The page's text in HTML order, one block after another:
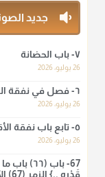
منذ 3 شهر
لا أعلم لدعاء ختم
الرسول صلى الله
منذ 3 شهر
جديد
٧- باب الحضانة
26 يوليو، 2026
٦- فصل في نفقة الرقيق
26 يوليو، 2026
٥- تابع باب نفقة الأقارب من قوله: (ومن له وارث غير أب).
26 يوليو، 2026
67- باب
قَدْرِهِ ..} الزمر (67) الآية.